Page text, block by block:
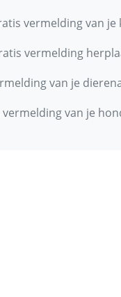
vermelding van je
vermelding
van je
vermelding van je